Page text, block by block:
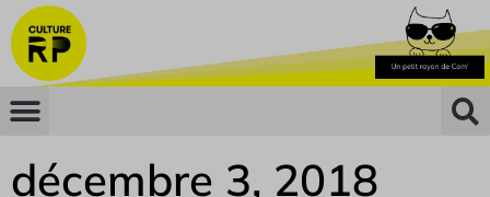
décembre 3, 2018